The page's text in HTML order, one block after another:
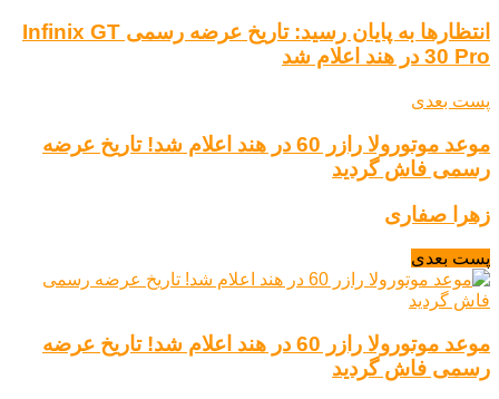
انتظارها به پایان رسید: تاریخ عرضه رسمی Infinix GT
30 Pro در هند اعلام شد
پست بعدی
موعد موتورولا رازر 60 در هند اعلام شد! تاریخ عرضه
رسمی فاش گردید
زهرا صفاری
پست بعدی
موعد موتورولا رازر 60 در هند اعلام شد! تاریخ عرضه
رسمی فاش گردید